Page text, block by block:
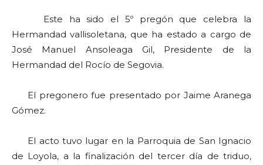
Este ha sido el 5º pregón que celebra la
Hermandad vallisoletana, que ha estado a cargo de
José Manuel Ansoleaga Gil, Presidente de la
Hermandad del Rocío de Segovia.
El pregonero fue presentado por Jaime Aranega
Gómez.
El acto tuvo lugar en la Parroquia de San Ignacio
de Loyola, a la finalización del tercer día de triduo,